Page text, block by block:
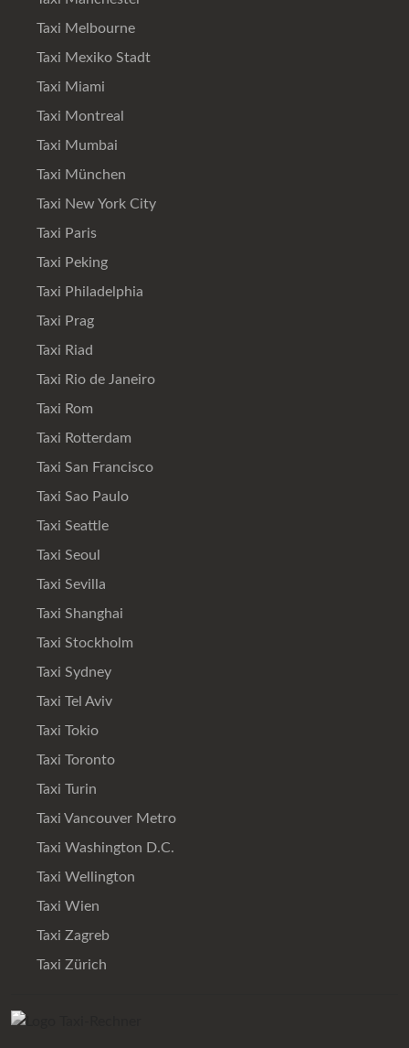
Taxi Melbourne
Taxi Mexiko Stadt
Taxi Miami
Taxi Montreal
Taxi Mumbai
Taxi München
Taxi New York City
Taxi Paris
Taxi Peking
Taxi Philadelphia
Taxi Prag
Taxi Riad
Taxi Rio de Janeiro
Taxi Rom
Taxi Rotterdam
Taxi San Francisco
Taxi Sao Paulo
Taxi Seattle
Taxi Seoul
Taxi Sevilla
Taxi Shanghai
Taxi Stockholm
Taxi Sydney
Taxi Tel Aviv
Taxi Tokio
Taxi Toronto
Taxi Turin
Taxi Vancouver Metro
Taxi Washington D.C.
Taxi Wellington
Taxi Wien
Taxi Zagreb
Taxi Zürich